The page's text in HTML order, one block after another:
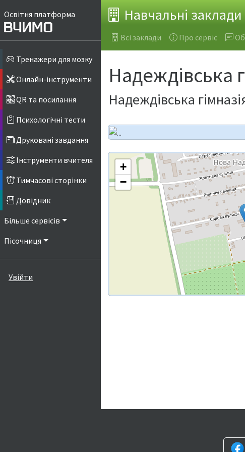
Освітня платформа
Тренажери для мозку
Онлайн-інструменти
QR та посилання
Психологічні тести
Друковані завдання
Інструменти вчителя
Тимчасові сторінки
Довідник
Більше сервісів
Пісочниця
Увійти
Навчальні заклади
Всі заклади Про сервіс
Надеждівська
Надеждівська
+
−